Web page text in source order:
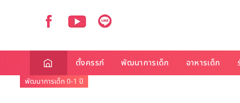
ตั้งครรภ์ พัฒนาการเด็ก อาหารเด็ก
พัฒนาการเด็ก 0-1 ปี